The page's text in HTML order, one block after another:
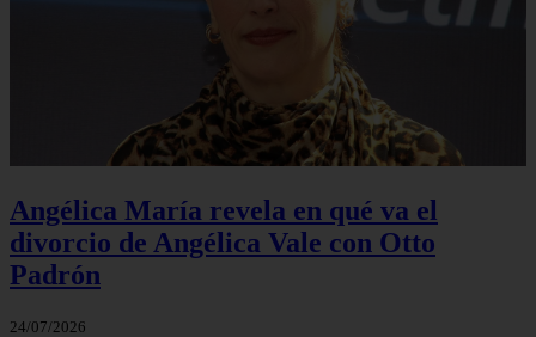
Angélica María revela en qué va el
divorcio de Angélica Vale con Otto
Padrón
24/07/2026